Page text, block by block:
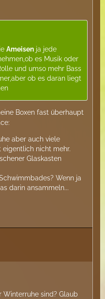
Ameisen ja jede
es Musik oder
und umso mehr Bass
ob es daran liegt
Boxen fast überhaupt
aber auch viele
nicht mehr.
Glaskasten
Wenn ja
darin ansammeln...
Winterruhe sind? Glaub